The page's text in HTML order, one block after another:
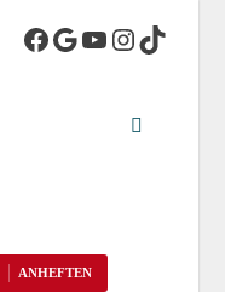
ANHEFTEN